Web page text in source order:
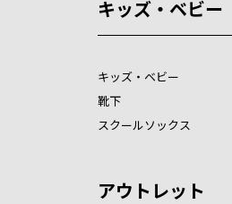
キッズ・ベビー
キッズ・ベビー
靴下
スクールソックス
アウトレット